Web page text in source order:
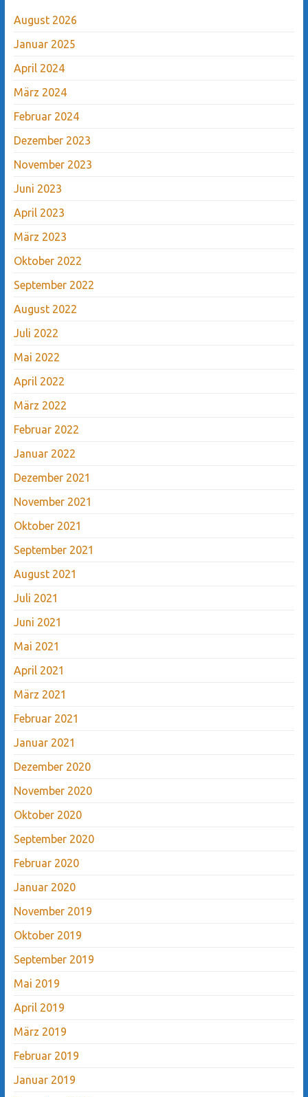
August 2026
Januar 2025
April 2024
März 2024
Februar 2024
Dezember 2023
November 2023
Juni 2023
April 2023
März 2023
Oktober 2022
September 2022
August 2022
Juli 2022
Mai 2022
April 2022
März 2022
Februar 2022
Januar 2022
Dezember 2021
November 2021
Oktober 2021
September 2021
August 2021
Juli 2021
Juni 2021
Mai 2021
April 2021
März 2021
Februar 2021
Januar 2021
Dezember 2020
November 2020
Oktober 2020
September 2020
Februar 2020
Januar 2020
November 2019
Oktober 2019
September 2019
Mai 2019
April 2019
März 2019
Februar 2019
Januar 2019